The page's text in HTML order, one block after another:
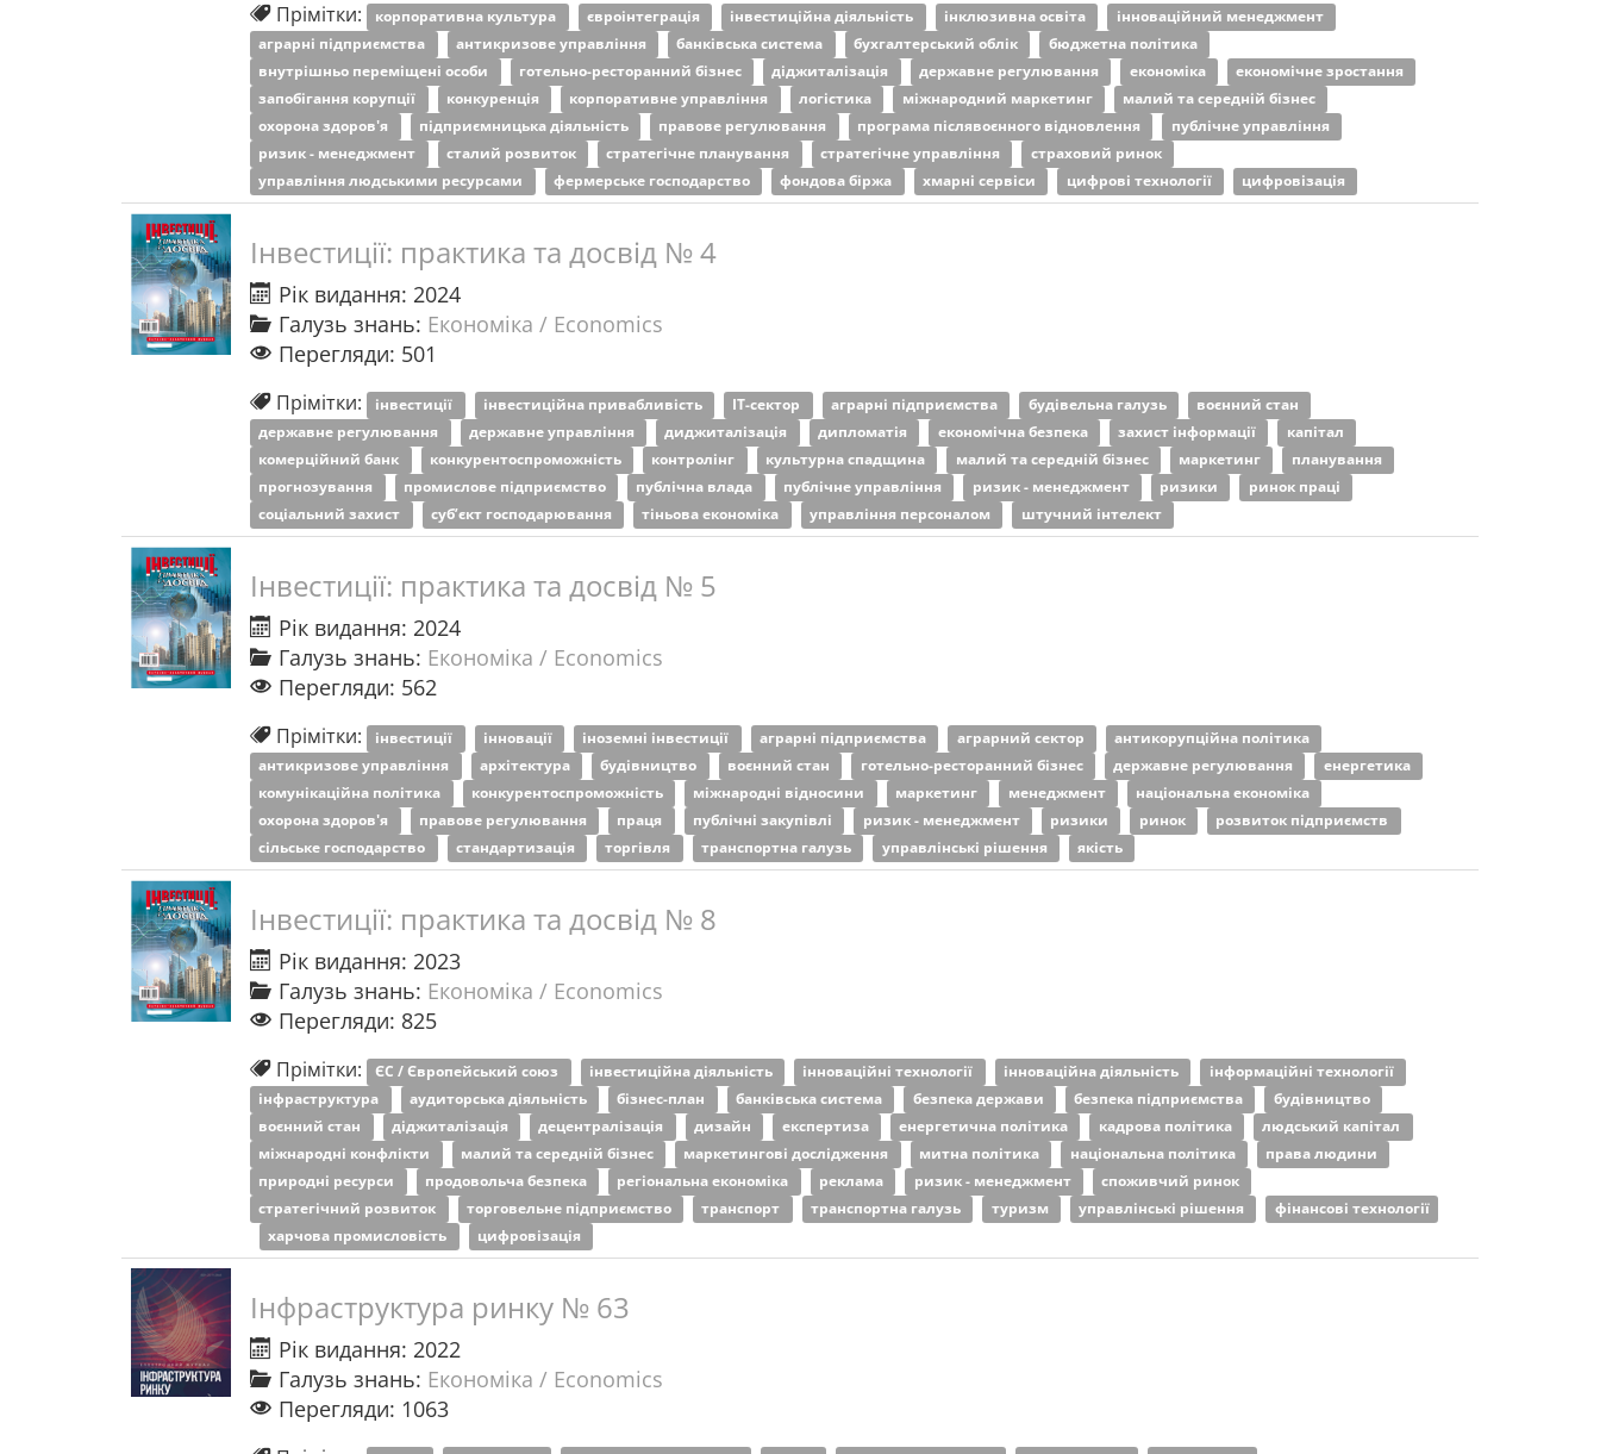
Прімітки: корпоративна культура євроінтеграція інвестиційна діяльність інклюзивна освіта
інноваційний менеджмент
аграрні підприємства
антикризове управління банківська система бухгалтерський облік
бюджетна політика
внутрішньо переміщені особи
готельно-ресторанний бізнес діджиталізація державне регулювання економіка
економічне зростання
запобігання корупції
конкуренція корпоративне управління логістика міжнародний маркетинг
малий та середній бізнес
охорона здоров'я
підприємницька діяльність правове регулювання програма післявоєнного відновлення
публічне управління
ризик - менеджмент
сталий розвиток стратегічне планування стратегічне управління
страховий ринок
управління людськими ресурсами
фермерське господарство фондова біржа хмарні сервіси цифрові технології цифровізація
Інвестиції: практика та досвід № 4
Рік видання: 2024
Галузь знань: Економіка / Economics
Перегляди: 501
Прімітки: інвестиції інвестиційна привабливість ІТ-сектор аграрні підприємства будівельна галузь
воєнний стан
державне регулювання
державне управління диджиталізація дипломатія економічна безпека захист інформації
капітал
комерційний банк
конкурентоспроможність контролінг культурна спадщина малий та середній бізнес маркетинг
планування
прогнозування
промислове підприємство публічна влада публічне управління ризик - менеджмент ризики
ринок праці
соціальний захист
суб’єкт господарювання тіньова економіка управління персоналом штучний інтелект
Інвестиції: практика та досвід № 5
Рік видання: 2024
Галузь знань: Економіка / Economics
Перегляди: 562
Прімітки: інвестиції інновації іноземні інвестиції аграрні підприємства аграрний сектор
антикорупційна політика
антикризове управління
архітектура будівництво воєнний стан готельно-ресторанний бізнес державне регулювання
енергетика
комунікаційна політика
конкурентоспроможність міжнародні відносини маркетинг менеджмент
національна економіка
охорона здоров'я
правове регулювання праця публічні закупівлі ризик - менеджмент ризики ринок
розвиток підприємств
сільське господарство
стандартизація торгівля транспортна галузь управлінські рішення якість
Інвестиції: практика та досвід № 8
Рік видання: 2023
Галузь знань: Економіка / Economics
Перегляди: 825
Прімітки: ЄС / Європейський союз інвестиційна діяльність інноваційні технології інноваційна діяльність
інформаційні технології
інфраструктура
аудиторська діяльність бізнес-план банківська система безпека держави безпека підприємства
будівництво
воєнний стан
діджиталізація децентралізація дизайн експертиза енергетична політика кадрова політика
людський капітал
міжнародні конфлікти
малий та середній бізнес маркетингові дослідження митна політика національна політика
права людини
природні ресурси
продовольча безпека регіональна економіка реклама ризик - менеджмент
споживчий ринок
стратегічний розвиток
торговельне підприємство транспорт транспортна галузь туризм управлінські рішення
фінансові технології
харчова промисловість
цифровізація
Інфраструктура ринку № 63
Рік видання: 2022
Галузь знань: Економіка / Economics
Перегляди: 1063